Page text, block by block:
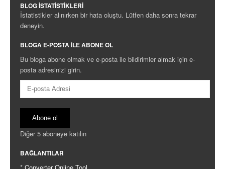
BLOG İSTATISTIKLERI
İstatistikler alınırken bir hata oluştu. Lütfen daha sonra tekrar
deneyin.
BLOGA E-POSTA ILE ABONE OL
Bu bloga abone olmak ve e-posta ile bildirimler almak için e-
posta adresinizi girin.
E-
posta
Adresi
Abone ol
Diğer 5 aboneye katılın
BAĞLANTILAR
* Converter Online Tool